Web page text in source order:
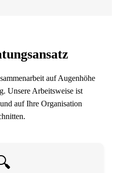
auf Augenhöhe
Unsere Arbeitsweise ist
auf Ihre Organisation